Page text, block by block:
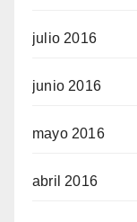
julio 2016
junio 2016
mayo 2016
abril 2016